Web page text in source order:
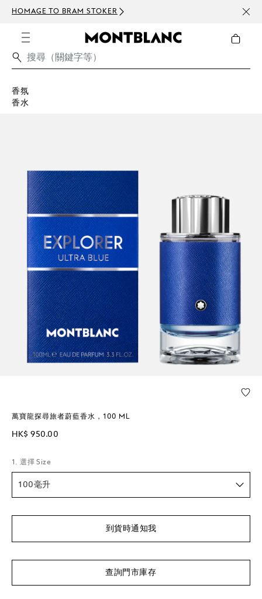
HOMAGE TO BRAM STOKER 訂閱
香氛
香水
萬寶龍探尋旅者蔚藍香水，100 ML
HK$ 950.00
1. 選擇 Size
100毫升
到貨時通知我
查詢門市庫存